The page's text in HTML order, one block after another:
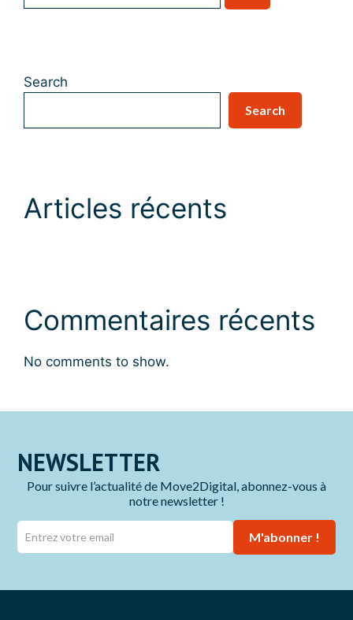
Search
Search
Articles récents
Commentaires récents
No comments to show.
NEWSLETTER
Pour suivre l’actualité de Move2Digital, abonnez-vous à
notre newsletter !
M'abonner !